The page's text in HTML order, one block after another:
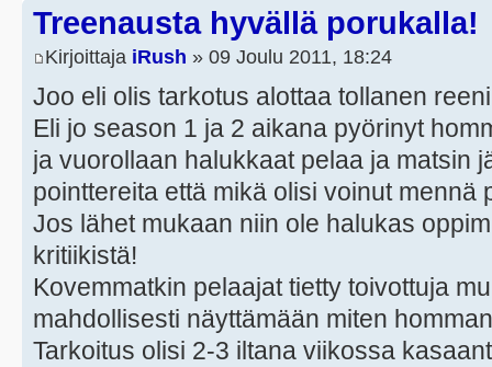
Treenausta hyvällä porukalla!
Kirjoittaja iRush » 09 Joulu 2011, 18:24
Joo eli olis tarkotus alottaa tollanen
Eli jo season 1 ja 2 aikana pyörinyt
ja vuorollaan halukkaat pelaa ja matsin
pointtereita että mikä olisi voinut mennä
Jos lähet mukaan niin ole halukas
kritiikistä!
Kovemmatkin pelaajat tietty toivottuja
mahdollisesti näyttämään miten
Tarkoitus olisi 2-3 iltana viikossa